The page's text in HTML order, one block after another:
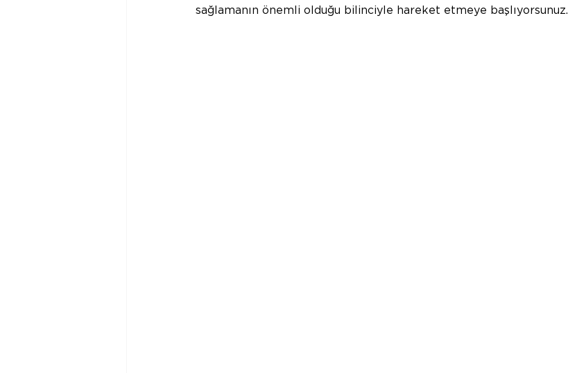
sağlamanın önemli olduğu bilinciyle hareket etmeye başlıyorsunuz.